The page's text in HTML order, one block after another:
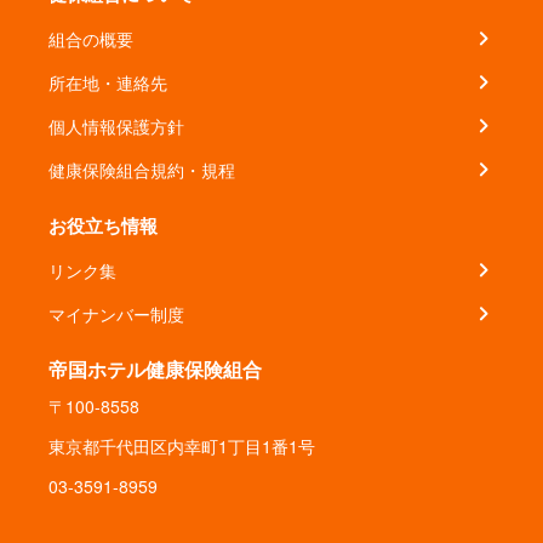
組合の概要
所在地・連絡先
個人情報保護方針
健康保険組合規約・規程
お役立ち情報
リンク集
マイナンバー制度
帝国ホテル健康保険組合
〒100-8558
東京都千代田区内幸町1丁目1番1号
03-3591-8959